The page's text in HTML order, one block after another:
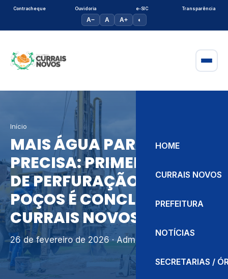
Contracheque Ouvidoria e-SIC Transparência
A− A A+ ◐
HOME
CURRAIS NOVOS
PREFEITURA
NOTÍCIAS
SECRETARIAS /
Início
MAIS ÁGUA PARA QUEM
PRECISA: PRIMEIRA ETAPA
DE PERFURAÇÃO DE
POÇOS É CONCLUÍDA EM
CURRAIS NOVOS
26 de fevereiro de 2026· Admin